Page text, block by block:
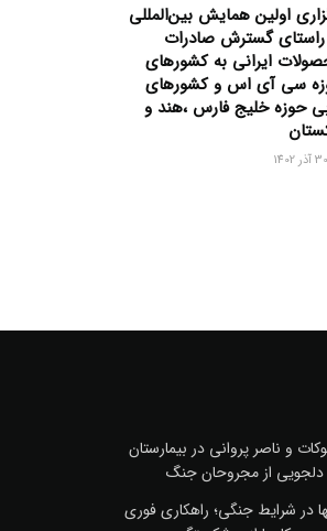
اولین همایش بین‌المللی
راستای گسترش صادرات
ایرانی به کشورهای
سی آی اس و کشورهای
حوزه خلیج فارس ،هند و
و ناصر پروانی در بیمارستان
دلجویی از مجروحان جنگ
در شرایط جنگی؛ راهکاری فوری